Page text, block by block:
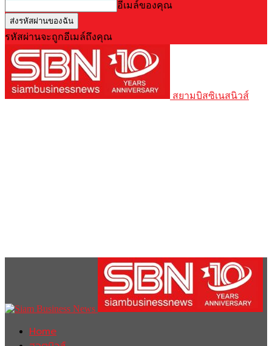
อีเมล์ของคุณ
รหัสผ่านจะถูกอีเมล์ถึงคุณ
สยามบิสซิเนสนิวส์
Home